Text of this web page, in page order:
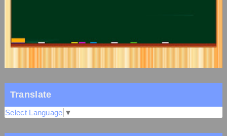
Translate
Select Language ▼